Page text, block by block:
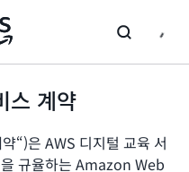
스 계약
“)은 AWS 디지털 교육 서
규율하는 Amazon Web